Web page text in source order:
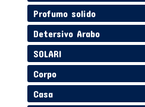
Profumo solido
Detersivo Arabo
SOLARI
Corpo
Casa